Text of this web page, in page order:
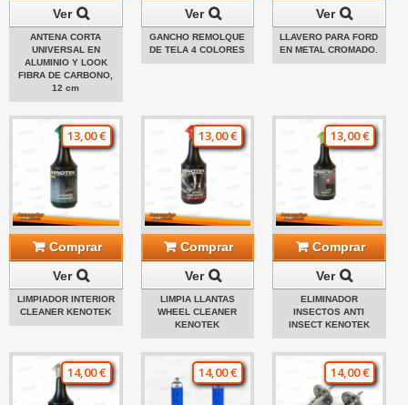
Ver
ANTENA CORTA
UNIVERSAL EN
ALUMINIO Y LOOK
FIBRA DE CARBONO,
12 cm
Ver
GANCHO REMOLQUE
DE TELA 4 COLORES
Ver
LLAVERO PARA FORD
EN METAL CROMADO.
13,00 €
Comprar
Ver
LIMPIADOR INTERIOR
CLEANER KENOTEK
13,00 €
Comprar
Ver
LIMPIA LLANTAS
WHEEL CLEANER
KENOTEK
13,00 €
Comprar
Ver
ELIMINADOR
INSECTOS ANTI
INSECT KENOTEK
14,00 € 14,00 € 14,00 €